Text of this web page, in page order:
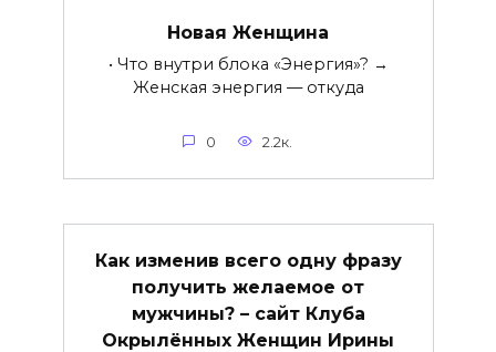
Новая Женщина
• Что внутри блока «Энергия»? →
Женская энергия — откуда
0 2.2к.
Как изменив всего одну фразу
получить желаемое от
мужчины? – сайт Клуба
Окрылённых Женщин Ирины